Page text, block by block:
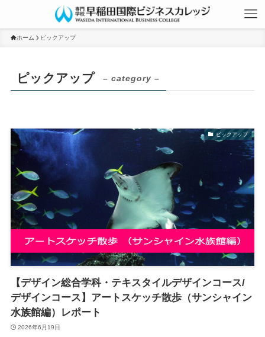
ホーム ピックアップ
ピックアップ – category –
ピックアップ
【デザイン総合学科・テキスタイルデザインコース/
デザインコース】アートスケッチ散歩（サンシャイン
水族館編）レポート
2026年6月19日